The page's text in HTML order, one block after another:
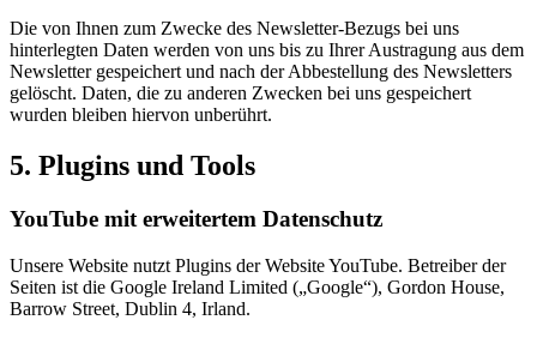
Die von Ihnen zum Zwecke des Newsletter-Bezugs bei uns
hinterlegten Daten werden von uns bis zu Ihrer Austragung aus dem
Newsletter gespeichert und nach der Abbestellung des Newsletters
gelöscht. Daten, die zu anderen Zwecken bei uns gespeichert
wurden bleiben hiervon unberührt.
5. Plugins und Tools
YouTube mit erweitertem Datenschutz
Unsere Website nutzt Plugins der Website YouTube. Betreiber der
Seiten ist die Google Ireland Limited („Google“), Gordon House,
Barrow Street, Dublin 4, Irland.